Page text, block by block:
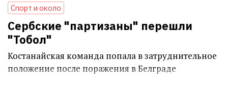
Спорт и около
Сербские "партизаны" перешли
"Тобол"
Костанайская команда попала в затруднительное
положение после поражения в Белграде